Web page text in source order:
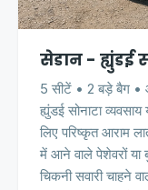
सेडान - ह्युंडई
5 सीटें • 2 बड़े बैग •
ह्युंडई सोनाटा
लिए परिष्कृत आराम
में आने वाले पेशेवरों या
चिकनी सवारी चाहने